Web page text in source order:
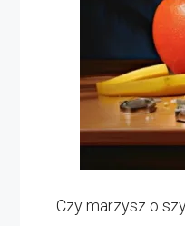
Czy marzysz o